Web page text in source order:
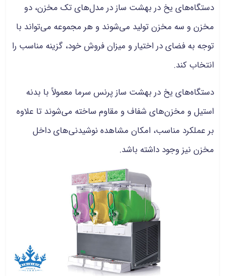
دستگاه‌های یخ در بهشت ساز در مدل‌های تک مخزن، دو
مخزن و سه مخزن تولید می‌شوند و هر مجموعه می‌تواند با
توجه به فضای در اختیار و میزان فروش خود، گزینه مناسب را
انتخاب کند.
دستگاه‌های یخ در بهشت ساز پرنس سرما معمولاً با بدنه
استیل و مخزن‌های شفاف و مقاوم ساخته می‌شوند تا علاوه
بر عملکرد مناسب، امکان مشاهده نوشیدنی‌های داخل
مخزن نیز وجود داشته باشد.